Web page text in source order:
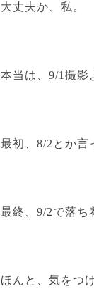
大丈夫か、私。
本当は、9/1撮影
最初、8/2とか言
最終、9/2で落ち
ほんと、気をつ